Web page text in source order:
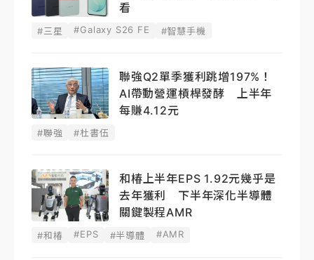
看
#三星 #Galaxy S26 FE #智慧手機
聯強Q2單季獲利跳增197%！
AI帶動營運槓桿發酵 上半年
每賺4.12元
#聯強 #杜書伍
和椿上半年EPS 1.92元幾乎是
去年獲利 下半年深化半導體
關鍵製程AMR
#和椿 #EPS #半導體 #AMR